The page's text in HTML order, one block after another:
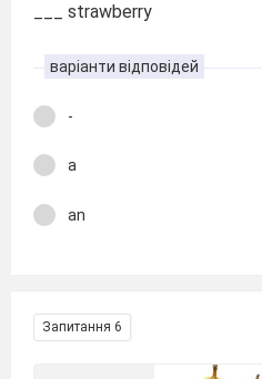
___ strawberry
варіанти відповідей
-
a
an
Запитання 6